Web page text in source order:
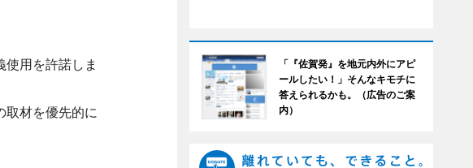
用を許諾しま
取材を優先的に
「『佐賀発』を地元内外にアピ
ールしたい！」そんなキモチに
答えられるかも。（広告のご案
内）